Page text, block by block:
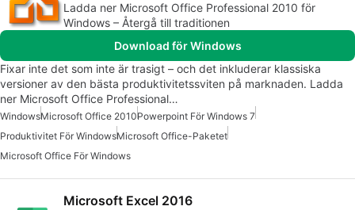
Ladda ner Microsoft Office Professional 2010 för
Windows – Återgå till traditionen
Download för Windows
Fixar inte det som inte är trasigt – och det inkluderar klassiska
versioner av den bästa produktivitetssviten på marknaden. Ladda
ner Microsoft Office Professional…
WindowsMicrosoft Office 2010Powerpoint För Windows 7
Produktivitet För WindowsMicrosoft Office-Paketet
Microsoft Office För Windows
Microsoft Excel 2016